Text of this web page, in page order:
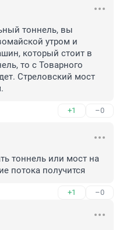
тоннель, вы
утром и
который стоит в
то с Товарного
Стреловский мост
+1 –0
тоннель или мост на
потока получится
+1 –0